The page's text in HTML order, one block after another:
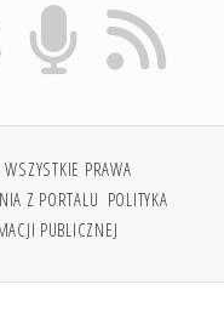
PRAWA
Z PORTALU POLITYKA
PUBLICZNEJ